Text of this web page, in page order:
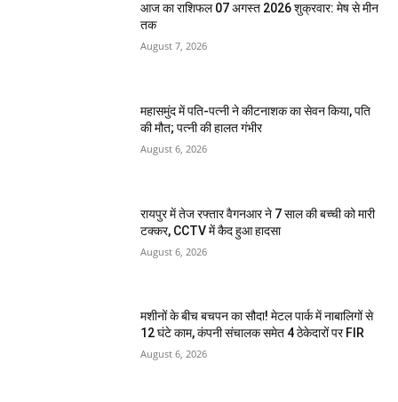
आज का राशिफल 07 अगस्त 2026 शुक्रवार: मेष से मीन
तक
August 7, 2026
महासमुंद में पति-पत्नी ने कीटनाशक का सेवन किया, पति
की मौत; पत्नी की हालत गंभीर
August 6, 2026
रायपुर में तेज रफ्तार वैगनआर ने 7 साल की बच्ची को मारी
टक्कर, CCTV में कैद हुआ हादसा
August 6, 2026
मशीनों के बीच बचपन का सौदा! मेटल पार्क में नाबालिगों से
12 घंटे काम, कंपनी संचालक समेत 4 ठेकेदारों पर FIR
August 6, 2026